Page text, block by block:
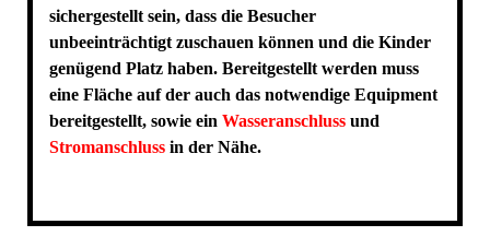
sichergestellt sein, dass die Besucher
unbeeinträchtigt zuschauen können und die Kinder
genügend Platz haben. Bereitgestellt werden muss
eine Fläche auf der auch das notwendige Equipment
bereitgestellt, sowie ein Wasseranschluss und
Stromanschlussin der Nähe.